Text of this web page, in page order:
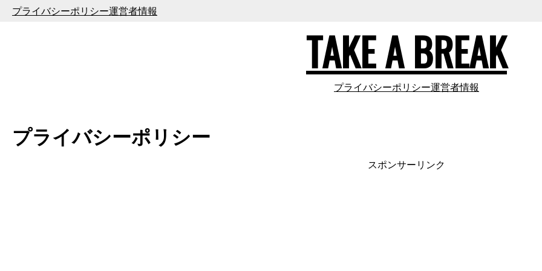
プライバシーポリシー運営者情報
TAKE A BREAK
プライバシーポリシー運営者情報
プライバシーポリシー
スポンサーリンク